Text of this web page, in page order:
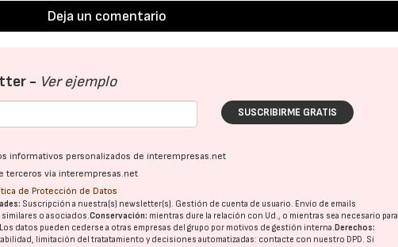
Deja un comentario
- Ver ejemplo
SUSCRIBIRME GRATIS
informativos personalizados de interempresas.net
terceros vía interempresas.net
de Protección de Datos
Suscripción a nuestra(s) newsletter(s). Gestión de cuenta de usuario. Envío de emails
o asociados.Conservación: mientras dure la relación con Ud., o mientras sea necesario para
Los datos pueden cederse a otras empresas del grupo por motivos de gestión interna.Derechos:
limitación del tratatamiento y decisiones automatizadas: contacte con nuestro DPD. Si